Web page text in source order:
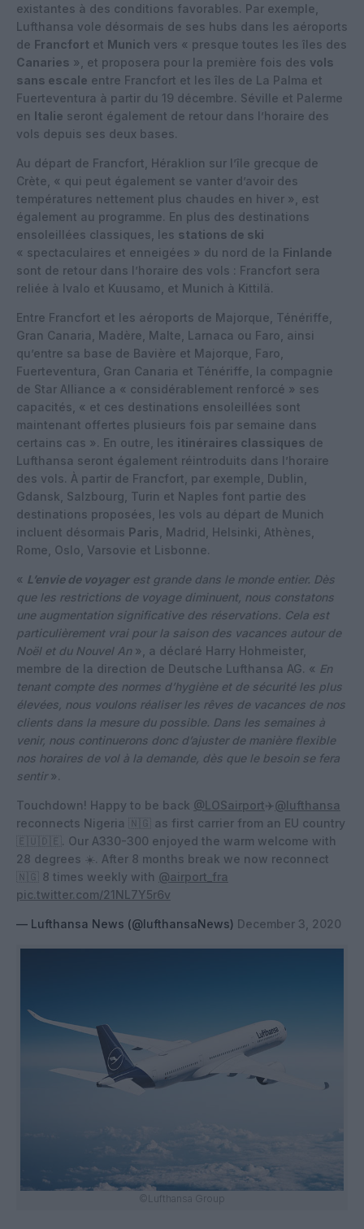
existantes à des conditions favorables. Par exemple,
Lufthansa vole désormais de ses hubs dans les aéroports
de Francfort et Munich vers « presque toutes les îles des
Canaries », et proposera pour la première fois des vols
sans escale entre Francfort et les îles de La Palma et
Fuerteventura à partir du 19 décembre. Séville et Palerme
en Italie seront également de retour dans l’horaire des
vols depuis ses deux bases.
Au départ de Francfort, Héraklion sur l’île grecque de
Crète, « qui peut également se vanter d’avoir des
températures nettement plus chaudes en hiver », est
également au programme. En plus des destinations
ensoleillées classiques, les stations de ski
« spectaculaires et enneigées » du nord de la Finlande
sont de retour dans l’horaire des vols : Francfort sera
reliée à Ivalo et Kuusamo, et Munich à Kittilä.
Entre Francfort et les aéroports de Majorque, Ténériffe,
Gran Canaria, Madère, Malte, Larnaca ou Faro, ainsi
qu’entre sa base de Bavière et Majorque, Faro,
Fuerteventura, Gran Canaria et Ténériffe, la compagnie
de Star Alliance a « considérablement renforcé » ses
capacités, « et ces destinations ensoleillées sont
maintenant offertes plusieurs fois par semaine dans
certains cas ». En outre, les itinéraires classiques de
Lufthansa seront également réintroduits dans l’horaire
des vols. À partir de Francfort, par exemple, Dublin,
Gdansk, Salzbourg, Turin et Naples font partie des
destinations proposées, les vols au départ de Munich
incluent désormais Paris , Madrid, Helsinki, Athènes,
Rome, Oslo, Varsovie et Lisbonne.
« L’envie de voyagerest grande dans le monde entier. Dès
que les restrictions de voyage diminuent, nous constatons
une augmentation significative des réservations. Cela est
particulièrement vrai pour la saison des vacances autour de
Noël et du Nouvel An », a déclaré Harry Hohmeister,
membre de la direction de Deutsche Lufthansa AG. « En
tenant compte des normes d’hygiène et de sécurité les plus
élevées, nous voulons réaliser les rêves de vacances de nos
clients dans la mesure du possible. Dans les semaines à
venir, nous continuerons donc d’ajuster de manière flexible
nos horaires de vol à la demande, dès que le besoin se fera
sentir».
Touchdown! Happy to be back @LOSairport✈️@lufthansa
reconnects Nigeria 🇳🇬 as first carrier from an EU country
🇪🇺🇩🇪. Our A330-300 enjoyed the warm welcome with
28 degrees ☀️. After 8 months break we now reconnect
🇳🇬 8 times weekly with @airport_fra
pic.twitter.com/21NL7Y5r6v
— Lufthansa News (@lufthansaNews) December 3, 2020
©Lufthansa Group